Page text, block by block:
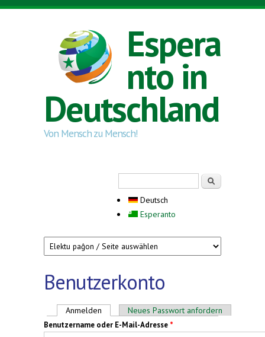
Direkt zum Inhalt
Espera
nto in
Deutschland
Von Mensch zu Mensch!
Deutsch
Esperanto
Benutzerkonto
Haupt-Reiter
Anmelden (aktiver Reiter)
Neues Passwort anfordern
Benutzername oder E-Mail-Adresse *